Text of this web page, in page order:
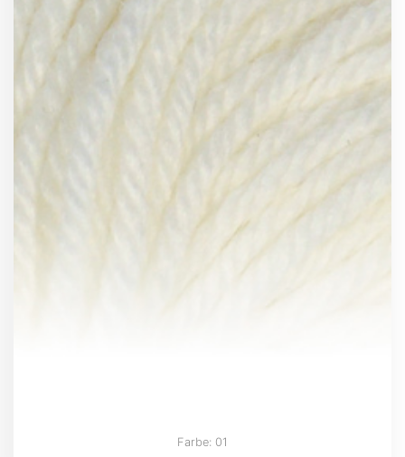
Farbe: 01